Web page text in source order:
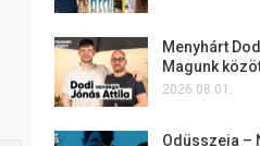
Menyhárt
Magunk
2026.08.01.
Odüsszeia –